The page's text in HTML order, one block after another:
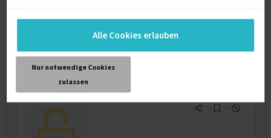
Alle Cookies erlauben
Nur notwendige Cookies
zulassen
27.07.2026 08:24